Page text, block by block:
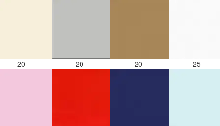
20 20 20 25